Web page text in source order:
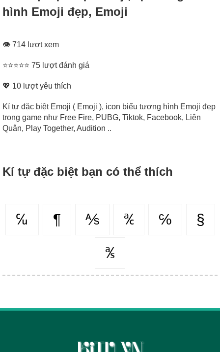
hình Emoji đẹp, Emoji
👁 714 lượt xem
⭐⭐⭐⭐⭐ 75 lượt đánh giá
💖 10 lượt yêu thích
Kí tự đặc biệt Emoji ( Emoji ), icon biểu tượng hình Emoji đẹp
trong game như Free Fire, PUBG, Tiktok, Facebook, Liên
Quân, Play Together, Audition ..
Kí tự đặc biệt bạn có thể thích
℆ ¶ ⅍ ℀ ℅ §
℁